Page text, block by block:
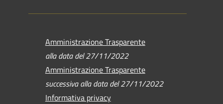
Amministrazione Trasparente
alla data del 27/11/2022
Amministrazione Trasparente
successiva alla data del 27/11/2022
Informativa privacy